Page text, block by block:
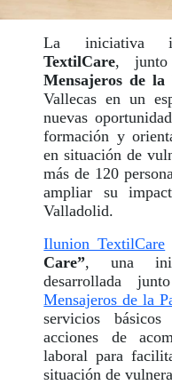
La iniciativa
TextilCare,
Mensajeros de la
Vallecas en un
nuevas
formación y
en situación de
más de 120
ampliar su
Valladolid.
Ilunion TextilCare
Care”, una
desarrollada
Mensajeros de la
servicios
acciones de
laboral para
situación de